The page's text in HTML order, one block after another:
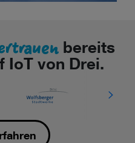
bereits
IoT von Drei.